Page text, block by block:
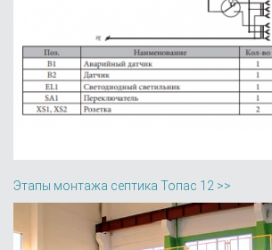
Этапы монтажа септика Топас 12 >>